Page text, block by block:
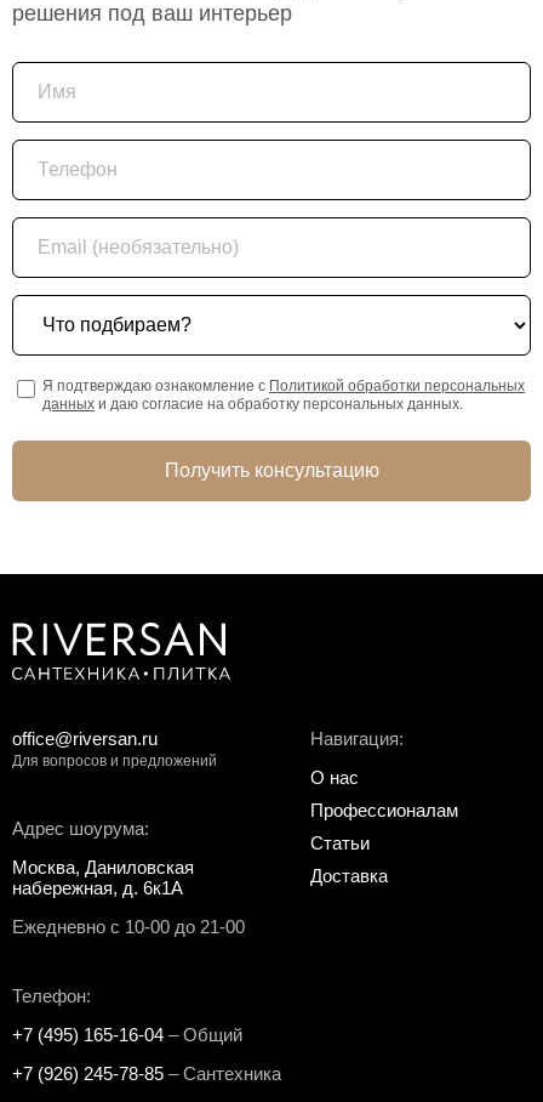
решения под ваш интерьер
Имя
Телефон
Email (необязательно)
Что подбираем?
Я подтверждаю ознакомление с Политикой обработки персональных
данных и даю согласие на обработку персональных данных.
Получить консультацию
Адрес шоурума:
Москва, Даниловская
набережная, д. 6к1А
Ежедневно с 10-00 до 21-00
Телефон:
+7 (495) 165-16-04 – Общий
+7 (926) 245-78-85 – Сантехника
Навигация:
О нас
Профессионалам
Статьи
Доставка
office@riversan.ru
Для вопросов и предложений